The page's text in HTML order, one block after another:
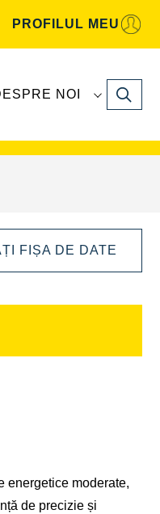
PROFILUL MEU
NOI Search
FIȘA DE DATE
energetice moderate,
de precizie și